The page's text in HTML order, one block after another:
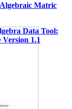
Matric
Data Tool:
1.1